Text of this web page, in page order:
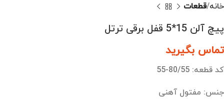
خانه قطعات
پیچ آلن 15*5 قفل برقی ترتل
تماس بگیرید
کد قطعه: 80/55-55
جنس: مفتول آهنی